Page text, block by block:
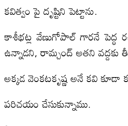
కవిత్వం పై దృష్టిని పెట్టాను.
కాశీభట్ల వేణుగోపాల్ గారనే పెద్ధ
ఉన్నాడని, రామ్చంద్ అతని వద్దకు
అక్కడ వెంకటకృష్ణ అనే కవి కూడా
పరిచయం చేసుకున్నాము.